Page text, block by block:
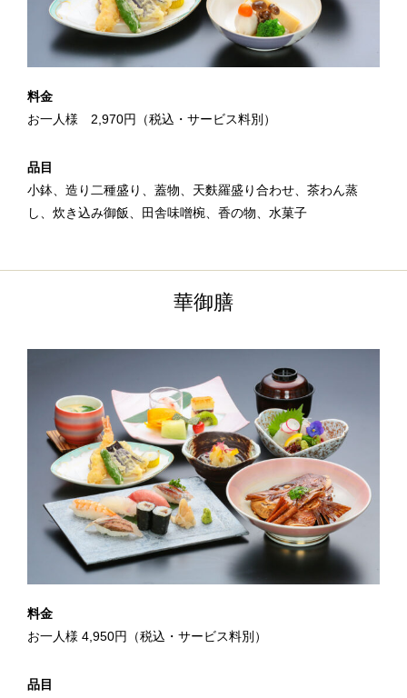
料金
お一人様 2,970円（税込・サービス料別）
品目
小鉢、造り二種盛り、蓋物、天麩羅盛り合わせ、茶わん蒸
し、炊き込み御飯、田舎味噌椀、香の物、水菓子
華御膳
料金
お一人様 4,950円（税込・サービス料別）
品目